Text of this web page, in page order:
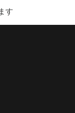
す